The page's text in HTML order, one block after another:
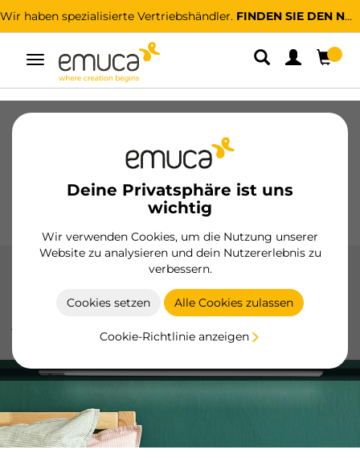
Wir haben spezialisierte Vertriebshändler. FINDEN SIE DEN NÄCHSTGELEGENEN
Umschaltbare
Navigation
Deine Privatsphäre ist uns
wichtig
Wir verwenden Cookies, um die Nutzung unserer
Website zu analysieren und dein Nutzererlebnis zu
verbessern.
Cookies setzen Alle Cookies zulassen
Cookie-Richtlinie anzeigen
Führungssysteme
Schiebesysteme
Griffe Sockel
LED-Leuchten von Emuca: Vielseitigkeit und Effizienz, um
und beleuchteten Spiegeln hervorzuheben.